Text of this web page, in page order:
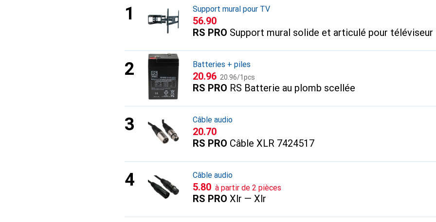
Support mural pour TV
CHF
56.90
RS PRO Support mural solide et articulé pour téléviseur
Batteries + piles
CHF
20.96 CHF
20.96/1pcs
RS PRO RS Batterie au plomb scellée
Câble audio
CHF
20.70
RS PRO Câble XLR 7424517
Câble audio
CHF
5.80 à partir de 2 pièces
RS PRO Xlr — Xlr